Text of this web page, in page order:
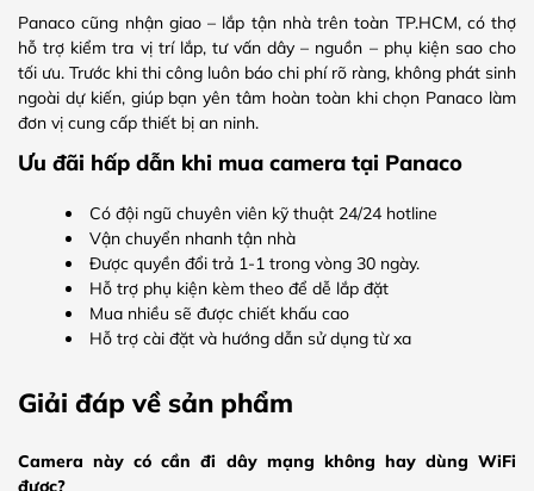
Panaco cũng nhận giao – lắp tận nhà trên toàn TP.HCM, có thợ
hỗ trợ kiểm tra vị trí lắp, tư vấn dây – nguồn – phụ kiện sao cho
tối ưu. Trước khi thi công luôn báo chi phí rõ ràng, không phát sinh
ngoài dự kiến, giúp bạn yên tâm hoàn toàn khi chọn Panaco làm
đơn vị cung cấp thiết bị an ninh.
Ưu đãi hấp dẫn khi mua camera tại Panaco
Có đội ngũ chuyên viên kỹ thuật 24/24 hotline
Vận chuyển nhanh tận nhà
Được quyền đổi trả 1-1 trong vòng 30 ngày.
Hỗ trợ phụ kiện kèm theo để dễ lắp đặt
Mua nhiều sẽ được chiết khấu cao
Hỗ trợ cài đặt và hướng dẫn sử dụng từ xa
Giải đáp về sản phẩm
Camera này có cần đi dây mạng không hay dùng WiFi
được?